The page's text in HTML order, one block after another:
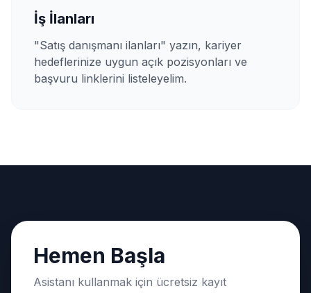
İş İlanları
"Satış danışmanı ilanları" yazın, kariyer
hedeflerinize uygun açık pozisyonları ve
başvuru linklerini listeleyelim.
Hemen Başla
Asistanı kullanmak için ücretsiz kayıt